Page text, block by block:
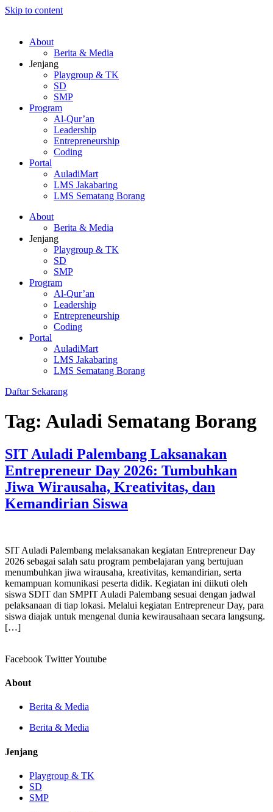
Skip to content
About
Berita & Media
Jenjang
Playgroup & TK
SD
SMP
Program
Al-Qur’an
Leadership
Entrepreneurship
Coding
Portal
AuladiMart
LMS Jakabaring
LMS Sematang Borang
About
Berita & Media
Jenjang
Playgroup & TK
SD
SMP
Program
Al-Qur’an
Leadership
Entrepreneurship
Coding
Portal
AuladiMart
LMS Jakabaring
LMS Sematang Borang
Daftar Sekarang
Tag: Auladi Sematang Borang
SIT Auladi Palembang Laksanakan
Entrepreneur Day 2026: Tumbuhkan
Jiwa Wirausaha, Kreativitas, dan
Kemandirian Siswa
SIT Auladi Palembang melaksanakan kegiatan Entrepreneur Day
2026 sebagai salah satu program pembelajaran yang bertujuan
menumbuhkan jiwa wirausaha, kreativitas, kemandirian, serta
kemampuan komunikasi peserta didik. Kegiatan ini diikuti oleh
siswa SDIT dan SMPIT Auladi Palembang sesuai dengan jadwal
pelaksanaan di tiap lokasi. Melalui kegiatan Entrepreneur Day, para
siswa diajak untuk mengenal dunia kewirausahaan secara langsung.
[…]
Facebook TwitterYoutube
About
Berita & Media
Berita & Media
Jenjang
Playgroup & TK
SD
SMP